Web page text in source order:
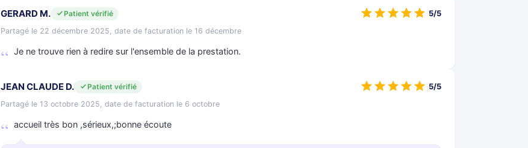
GERARD M.
Patient vérifié
Partagé le 22 décembre 2025, date de facturation le 16 décembre
Je ne trouve rien à redire sur l'ensemble de la prestation.
5/5
JEAN CLAUDE D.
Patient vérifié
Partagé le 13 octobre 2025, date de facturation le 6 octobre
accueil très bon ,sérieux,;bonne écoute
5/5